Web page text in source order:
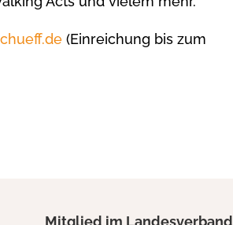
(Einreichung bis zum